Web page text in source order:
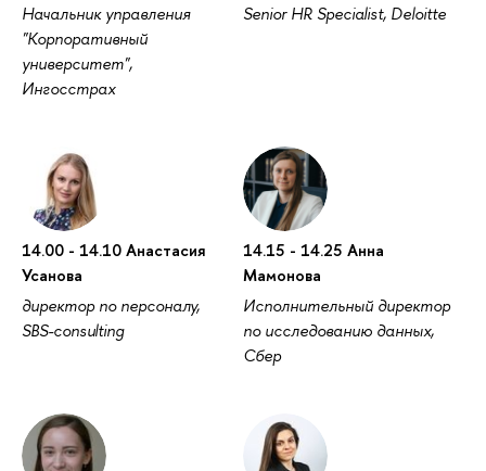
Начальник управления
"Корпоративный
университет",
Ингосстрах
Senior HR Specialist, Deloitte
14.00 - 14.10 Анастасия
Усанова
директор по персоналу,
SBS-consulting
14.15 - 14.25 Анна
Мамонова
Исполнительный директор
по исследованию данных,
Сбер